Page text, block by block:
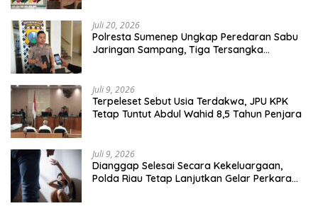
Juli 20, 2026
Polresta Sumenep Ungkap Peredaran Sabu
Jaringan Sampang, Tiga Tersangka
Juli 9, 2026
Terpeleset Sebut Usia Terdakwa, JPU KPK
Tetap Tuntut Abdul Wahid 8,5 Tahun Penjara
Juli 9, 2026
Dianggap Selesai Secara Kekeluargaan,
Polda Riau Tetap Lanjutkan Gelar Perkara